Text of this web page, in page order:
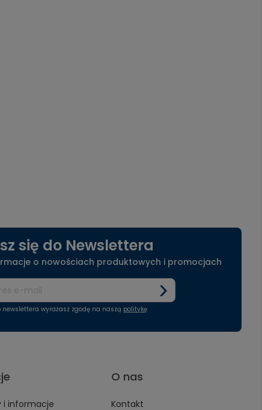
się do Newslettera
o nowościach produktowych i promocjach
wyrażasz zgodę na naszą politykę
i informacje
O nas
Kontakt